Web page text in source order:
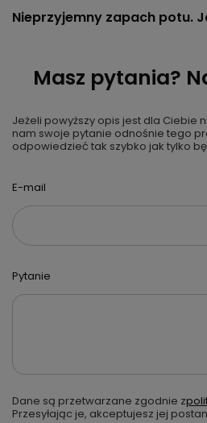
Nieprzyjemny zapach potu.
Masz pytania?
Jeżeli powyższy opis jest dla Ciebie
nam swoje pytanie odnośnie tego
odpowiedzieć tak szybko jak tylko
E-mail
Pytanie
Dane są przetwarzane zgodnie z
Przesyłając je, akceptujesz jej